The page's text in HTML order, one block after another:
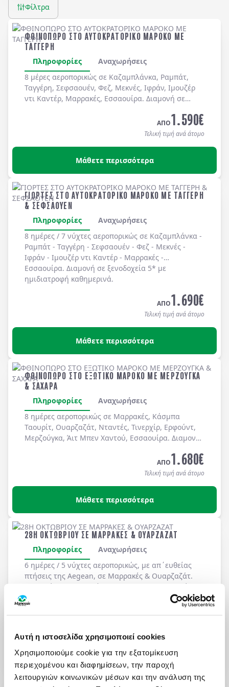
Αυτή η ιστοσελίδα χρησιμοποιεί cookies
Χρησιμοποιούμε cookie για την εξατομίκευση
περιεχομένου και διαφημίσεων, την παροχή
λειτουργιών κοινωνικών μέσων και την ανάλυση της
Φίλτρα
ΦΘΙΝΟΠΩΡΟ ΣΤΟ ΑΥΤΟΚΡΑΤΟΡΙΚΟ ΜΑΡΟΚΟ ΜΕ
ΤΑΓΓΕΡΗ
Πληροφορίες
Αναχωρήσεις
8 μέρες αεροπορικώς σε Καζαμπλάνκα, Ραμπάτ,
Ταγγέρη, Σεφσαουέν, Φεζ, Μεκνές, Ιφράν, Ιμουζέρ
ντι Καντέρ, Μαρρακές, Εσσαουίρα. Διαμονή σε
ΔΩΡΟ του Γραφείου μας: ολοήμερη εκδρομή στην
ΑΠΟ1.590€
Τελική τιμή ανά άτομο
Μάθετε περισσότερα
ΓΙΟΡΤΕΣ ΣΤΟ ΑΥΤΟΚΡΑΤΟΡΙΚΟ ΜΑΡΟΚΟ ΜΕ ΤΑΓΓΕΡΗ
& ΣΕΦΣΑΟΥΕΝ
Πληροφορίες
Αναχωρήσεις
8 ημέρες / 7 νύχτες αεροπορικώς σε Καζαμπλάνκα -
Ραμπάτ - Ταγγέρη - Σεφσαουέν - Φεζ - Μεκνές -
Ιφράν - Ιμουζέρ ντι Καντέρ - Μαρρακές -
Εσσαουίρα. Διαμονή σε ξενοδοχεία 5* με
ημιδιατροφή καθημερινά.
ΑΠΟ1.690€
Τελική τιμή ανά άτομο
Μάθετε περισσότερα
ΦΘΙΝΟΠΩΡΟ ΣΤΟ ΕΞΩΤΙΚΟ ΜΑΡΟΚΟ ΜΕ ΜΕΡΖΟΥΓΚΑ
& ΣΑΧΑΡΑ
Πληροφορίες
Αναχωρήσεις
8 ημέρες αεροπορικώς σε Μαρρακές, Κάσμπα
Ταουρίτ, Ουαρζαζάτ, Νταντές, Τινερχίρ, Ερφούντ,
Μερζούγκα, Άιτ Μπεν Χαντού, Εσσαουίρα. Διαμονή
του Γραφείου μας: Ολοήμερη εκδρομή
ΑΠΟ1.680€
Τελική τιμή ανά άτομο
Μάθετε περισσότερα
28Η ΟΚΤΩΒΡΙΟΥ ΣΕ ΜΑΡΡΑΚΕΣ & ΟΥΑΡΖΑΖΑΤ
Πληροφορίες
Αναχωρήσεις
6 ημέρες / 5 νύχτες αεροπορικώς, με απ΄ευθείας
πτήσεις της Aegean, σε Μαρρακές & Ουαρζαζάτ.
Διαμονή σε
ξενοδοχεία 4* & 5* ημιδιατροφή
1.490€
Μάθετε περισσότερα
ΦΘΙΝΟΠΩΡΟ ΣΤΟ ΠΑΝΟΡΑΜΑ ΜΑΡΟΚΟΥ